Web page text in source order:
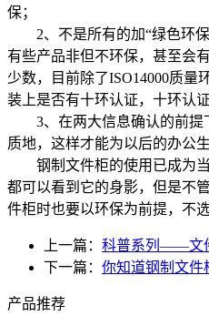
保；
2、不是所有的加“绿色环保
有些产品非但不环保，甚至会
少数，目前除了ISO14000质量
装上是否有十环认证，十环认
3、在两大信息确认的前提
质地，这样才能为以后的办公
钢制文件柜的使用已成为当
都可以看到它的身影，但是不
件柜时也要以环保为前提，不
上一篇： 科普系列——文
下一篇： 你知道钢制文件
产品推荐